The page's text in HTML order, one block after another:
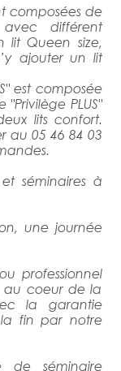
composées de
différent
lit Queen size,
ajouter un lit
est composée
PLUS"
lits confort.
au 05 46 84 03
séminaires à
une journée
professionnel
au coeur de la
la garantie
fin par notre
de séminaire